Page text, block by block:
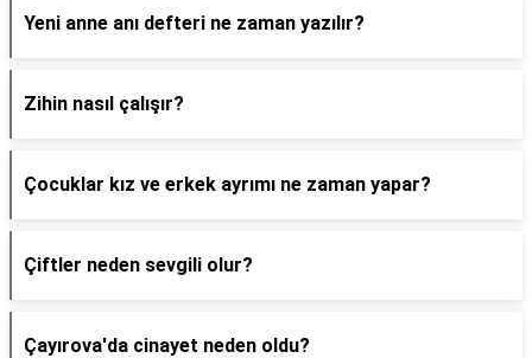
Yeni anne anı defteri ne zaman yazılır?
Zihin nasıl çalışır?
Çocuklar kız ve erkek ayrımı ne zaman yapar?
Çiftler neden sevgili olur?
Çayırova'da cinayet neden oldu?